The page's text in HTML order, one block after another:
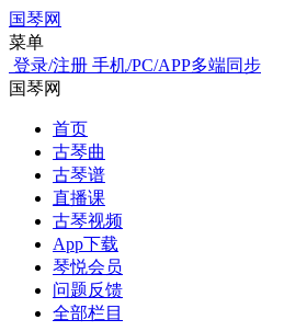
国琴网
菜单
登录/注册 手机/PC/APP多端同步
国琴网
首页
古琴曲
古琴谱
直播课
古琴视频
App下载
琴悦会员
问题反馈
全部栏目